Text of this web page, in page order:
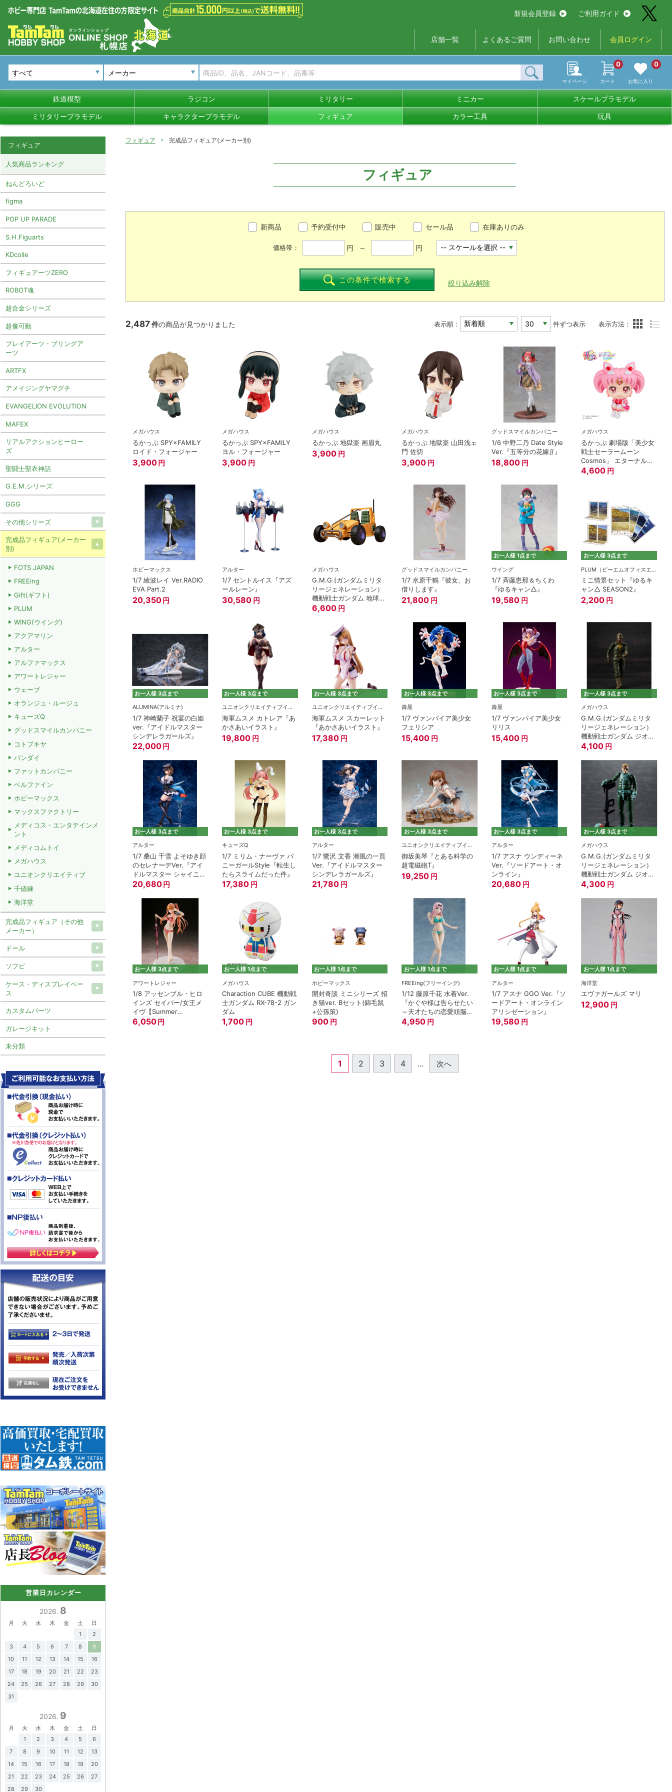
新規会員登録 ご利用ガイド
店舗一覧 よくあるご質問 お問い合わせ 会員ログイン
メーカー
マイページ カート
0
お気に入り
0
鉄道模型 ラジコン ミリタリー ミニカー スケールプラモデル
ミリタリープラモデル キャラクタープラモデル フィギュア カラー工具 玩具
フィギュア 完成品フィギュア(メーカー別)
フィギュア
新商品 予約受付中 販売中 セール品 在庫ありのみ
価格帯： 円 ～ 円
この条件で検索する 絞り込み解除
2,487件の商品が見つかりました 表示順： 件ずつ表示 表示方法：
メガハウス
るかっぷ SPY×FAMILY
ロイド・フォージャー
3,900 円
メガハウス
るかっぷ SPY×FAMILY
ヨル・フォージャー
3,900 円
メガハウス
るかっぷ 地獄楽 画眉丸
3,900 円
メガハウス
るかっぷ 地獄楽 山田浅ェ
門 佐切
3,900 円
グッドスマイルカンパニー
1/6 中野二乃 Date Style
Ver.『五等分の花嫁∬』
18,800 円
メガハウス
るかっぷ 劇場版「美少女
戦士セーラームーン
Cosmos」 エターナルセ
ーラーちびムーン
4,600 円
ホビーマックス
1/7 綾波レイ Ver.RADIO
EVA Part.2
20,350 円
アルター
1/7 セントルイス『アズ
ールレーン』
30,580 円
メガハウス
G.M.G.(ガンダムミリタ
リージェネレーション）
機動戦士ガンダム 地球連
邦軍 V-01 地球連邦軍専
6,600 円
グッドスマイルカンパニー
1/7 水原千鶴『彼女、お
借りします』
21,800 円
お一人様 1点まで
ウイング
1/7 斉藤恵那＆ちくわ
『ゆるキャン△』
19,580 円
お一人様 3点まで
PLUM（ピーエムオフィスエー)
ミニ情景セット『ゆるキ
ャン△ SEASON2』
2,200 円
お一人様 3点まで
ALUMINA(アルミナ)
1/7 神崎蘭子 祝宴の白姫
ver.『アイドルマスター
シンデレラガールズ』
22,000 円
お一人様 3点まで
ユニオンクリエイティブインターナショナル
海軍ムスメ カトレア『あ
かさあいイラスト』
19,800 円
お一人様 3点まで
ユニオンクリエイティブインターナショナル
海軍ムスメ スカーレット
『あかさあいイラスト』
17,380 円
お一人様 3点まで
壽屋
1/7 ヴァンパイア美少女
フェリシア
15,400 円
お一人様 3点まで
壽屋
1/7 ヴァンパイア美少女
リリス
15,400 円
お一人様 3点まで
メガハウス
G.M.G.(ガンダムミリタ
リージェネレーション）
機動戦士ガンダム ジオン
公国軍一般兵士02
4,100 円
お一人様 3点まで
アルター
1/7 桑山 千雪 よそゆき顔
のセレナーデVer.『アイ
ドルマスター シャイニー
カラーズ』
20,680 円
お一人様 3点まで
キューズQ
1/7 ミリム・ナーヴァ バ
ニーガールStyle『転生し
たらスライムだった件』
17,380 円
お一人様 3点まで
アルター
1/7 鷺沢 文香 潮風の一頁
Ver.『アイドルマスター
シンデレラガールズ』
21,780 円
お一人様 3点まで
ユニオンクリエイティブインターナショナル
御坂美琴『とある科学の
超電磁砲T』
19,250 円
お一人様 3点まで
アルター
1/7 アスナ ウンディーネ
Ver.『ソードアート・オ
ンライン』
20,680 円
お一人様 3点まで
メガハウス
G.M.G.(ガンダムミリタ
リージェネレーション）
機動戦士ガンダム ジオン
公国軍 04 ノーマルスー
4,300 円
お一人様 3点まで
アワートレジャー
1/8 アッセンブル・ヒロ
インズ セイバー/女王メ
イヴ【Summer
Queens】『Fate/Grand
6,050 円
お一人様 1点まで
メガハウス
Charaction CUBE 機動戦
士ガンダム RX-78-2 ガン
ダム
1,700 円
お一人様 1点まで
ホビーマックス
開封奇談 ミニシリーズ 招
き猫ver. Bセット(錦毛鼠
+公孫策)
900 円
お一人様 1点まで
FREEing(フリーイング)
1/12 藤原千花 水着Ver.
『かぐや様は告らせたい
～天才たちの恋愛頭脳戦
～』
4,950 円
お一人様 1点まで
アルター
1/7 アスナ GGO Ver.『ソ
ードアート・オンライン
アリシゼーション』
19,580 円
お一人様 1点まで
海洋堂
エヴァガールズ マリ
12,900 円
1 2 3 4 ... 次へ
フィギュア
人気商品ランキング
ねんどろいど
figma
POP UP PARADE
S.H.Figuarts
KDcolle
フィギュアーツZERO
ROBOT魂
超合金シリーズ
超像可動
プレイアーツ・ブリングア
ーツ
ARTFX
アメイジングヤマグチ
EVANGELION EVOLUTION
MAFEX
リアルアクションヒーロー
ズ
聖闘士聖衣神話
G.E.M.シリーズ
GGG
その他シリーズ
完成品フィギュア(メーカー
別)
FOTS JAPAN
FREEing
Gift(ギフト)
PLUM
WING(ウイング)
アクアマリン
アルター
アルファマックス
アワートレジャー
ウェーブ
オランジュ・ルージュ
キューズQ
グッドスマイルカンパニー
コトブキヤ
バンダイ
ファットカンパニー
ベルファイン
ホビーマックス
マックスファクトリー
メディコス・エンタテインメ
ント
メディコムトイ
メガハウス
ユニオンクリエイティブ
千値練
海洋堂
完成品フィギュア（その他
メーカー）
ドール
ソフビ
ケース・ディスプレイベー
ス
カスタムパーツ
ガレージキット
未分類
営業日カレンダー
2026. 8
月 火 水 木 金 土
日
1
2
3
4 5 6 7 8
9
10
11 12 13 14 15
16
17
18 19 20 21 22
23
24
25 26 27 28 29
30
31
2026. 9
月 火 水 木 金 土
日
1
2 3 4 5
6
7
8 9 10 11 12
13
14
15 16 17 18 19
20
21
22 23 24 25 26
27
28
29 30